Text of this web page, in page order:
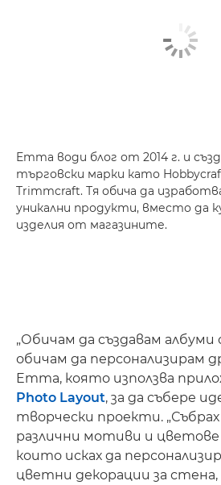
Emma води блог от 2014 г. и
търговски марки като
Trimmcraft. Тя обича да
уникални продукти, вместо да
изделия от магазините.
„Обичам да създавам албуми
обичам да персонализирам
Emma, която използва
Photo Layout, за да събере
творчески проекти. „Събрах
различни мотиви и цветове
които исках да
цветни декорации за